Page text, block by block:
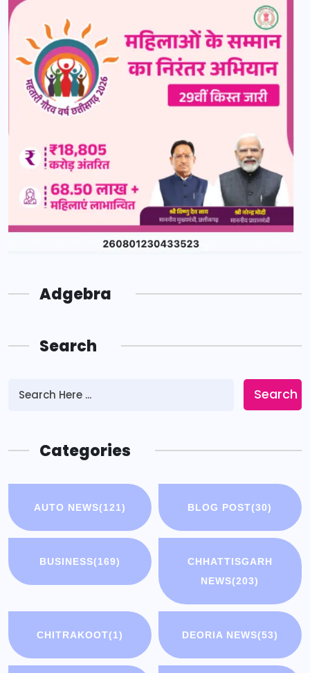
Adgebra
Search
Search
Categories
AUTO NEWS(121) BLOG POST(30)
BUSINESS(169)
CHHATTISGARH
NEWS(203)
CHITRAKOOT(1) DEORIA NEWS(53)